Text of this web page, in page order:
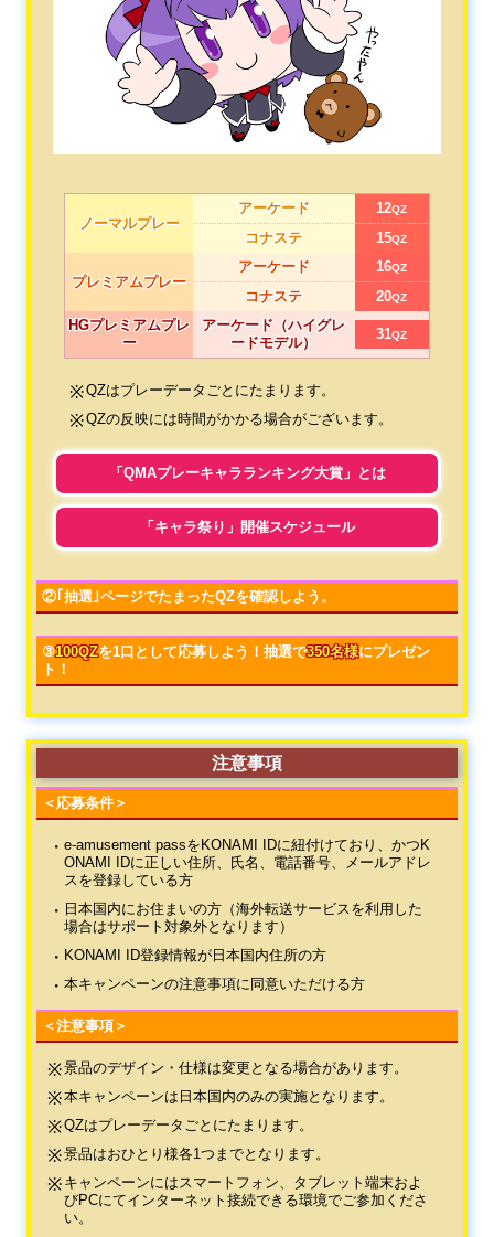
ノーマルプレー
アーケード 12QZ
コナステ 15QZ
プレミアムプレー
アーケード 16QZ
コナステ 20QZ
HGプレミアムプレ
ー
アーケード（ハイグレ
ードモデル）
31QZ
QZはプレーデータごとにたまります。
QZの反映には時間がかかる場合がございます。
「QMAプレーキャラランキング大賞」とは
「キャラ祭り」開催スケジュール
②｢抽選｣ページでたまったQZを確認しよう。
③100QZを1口として応募しよう！抽選で350名様にプレゼン
ト！
注意事項
＜応募条件＞
e-amusement passをKONAMI IDに紐付けており、かつK
ONAMI IDに正しい住所、氏名、電話番号、メールアドレ
スを登録している方
日本国内にお住まいの方（海外転送サービスを利用した
場合はサポート対象外となります）
KONAMI ID登録情報が日本国内住所の方
本キャンペーンの注意事項に同意いただける方
＜注意事項＞
景品のデザイン・仕様は変更となる場合があります。
本キャンペーンは日本国内のみの実施となります。
QZはプレーデータごとにたまります。
景品はおひとり様各1つまでとなります。
キャンペーンにはスマートフォン、タブレット端末およ
びPCにてインターネット接続できる環境でご参加くださ
い。